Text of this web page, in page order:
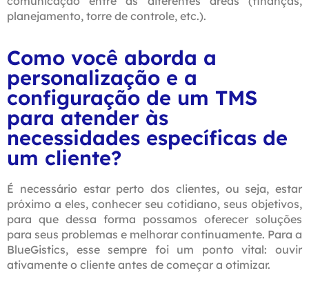
planejamento, torre de controle, etc.).
Como você aborda a
personalização e a
configuração de um TMS
para atender às
necessidades específicas de
um cliente?
É necessário estar perto dos clientes, ou seja, estar
próximo a eles, conhecer seu cotidiano, seus objetivos,
para que dessa forma possamos oferecer soluções
para seus problemas e melhorar continuamente. Para a
BlueGistics, esse sempre foi um ponto vital: ouvir
ativamente o cliente antes de começar a otimizar.